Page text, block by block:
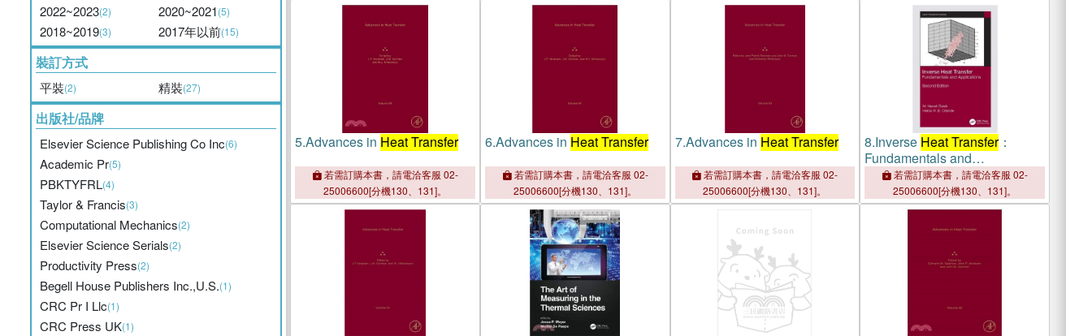
2022~2023(2) 2020~2021(5)
2018~2019(3) 2017年以前(15)
裝訂方式
平裝(2) 精裝(27)
出版社/品牌
Elsevier Science Publishing Co Inc(6)
Academic Pr(5)
PBKTYFRL(4)
Taylor & Francis(3)
Computational Mechanics(2)
Elsevier Science Serials(2)
Productivity Press(2)
Begell House Publishers Inc.,U.S.(1)
CRC Pr I Llc(1)
CRC Press UK(1)
5.Advances in Heat Transfer
若需訂購本書，請電洽客服 02-
25006600[分機130、131]。
6.Advances in Heat Transfer
若需訂購本書，請電洽客服 02-
25006600[分機130、131]。
7.Advances in Heat Transfer
若需訂購本書，請電洽客服 02-
25006600[分機130、131]。
8.Inverse Heat Transfer：
Fundamentals and
Applications
若需訂購本書，請電洽客服 02-
25006600[分機130、131]。